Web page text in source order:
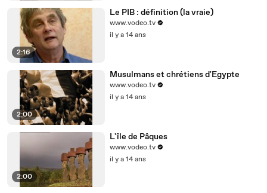
2:16
Le PIB : définition (la vraie)
www.vodeo.tv
il y a 14 ans
2:00
Musulmans et chrétiens d'Egypte
www.vodeo.tv
il y a 14 ans
2:00
L'île de Pâques
www.vodeo.tv
il y a 14 ans